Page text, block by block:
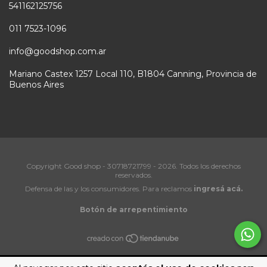
541162125756
011 7523-1096
info@goodshop.com.ar
Mariano Castex 1257 Local 110, B1804 Canning, Provincia de
Buenos Aires
Copyright Good shop - 30718721799 - 2026. Todos los derechos
reservados.
Defensa de las y los consumidores. Para reclamos ingresá acá.
Botón de arrepentimiento